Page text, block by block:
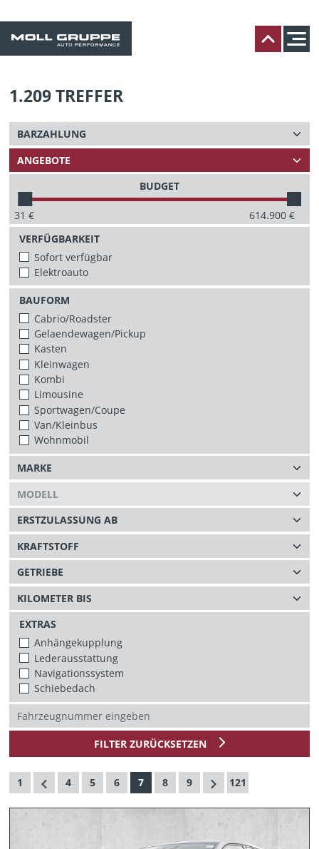
1.209TREFFER
BUDGET
31 € 614.900€
VERFÜGBARKEIT
Sofort verfügbar
Elektroauto
BAUFORM
Cabrio/Roadster
Gelaendewagen/Pickup
Kasten
Kleinwagen
Kombi
Limousine
Sportwagen/Coupe
Van/Kleinbus
Wohnmobil
EXTRAS
Anhängekupplung
Lederausstattung
Navigationssystem
Schiebedach
FILTER ZURÜCKSETZEN
1 4 5 6 7 8 9 121